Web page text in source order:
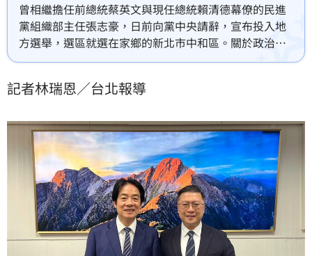
曾相繼擔任前總統蔡英文與現任總統賴清德幕僚的民進
黨組織部主任張志豪，日前向黨中央請辭，宣布投入地
方選舉，選區就選在家鄉的新北市中和區。關於政治工
作，今（21）日，張志豪就透露了，蔡、賴兩任總統教
記者林瑞恩／台北報導